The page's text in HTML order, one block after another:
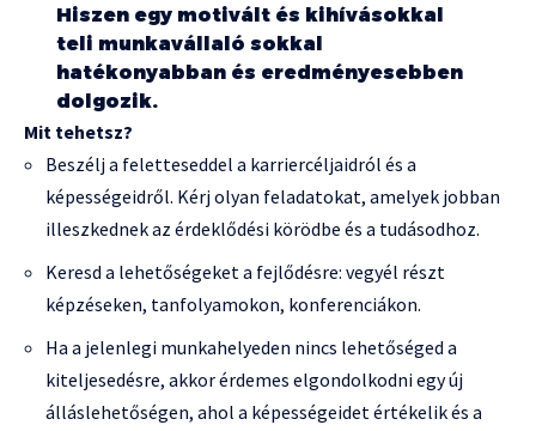
Hiszen egy motivált és kihívásokkal
teli munkavállaló sokkal
hatékonyabban és eredményesebben
dolgozik.
Mit tehetsz?
Beszélj a feletteseddel a karriercéljaidról és a
képességeidről. Kérj olyan feladatokat, amelyek jobban
illeszkednek az érdeklődési körödbe és a tudásodhoz.
Keresd a lehetőségeket a fejlődésre: vegyél részt
képzéseken, tanfolyamokon, konferenciákon.
Ha a jelenlegi munkahelyeden nincs lehetőséged a
kiteljesedésre, akkor érdemes elgondolkodni egy új
álláslehetőségen, ahol a képességeidet értékelik és a